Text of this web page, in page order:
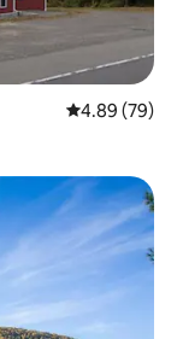
Calificación
4.89 (79)